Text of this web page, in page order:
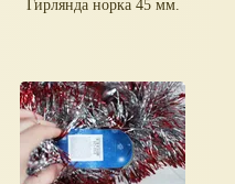
Гирлянда норка 45 мм.